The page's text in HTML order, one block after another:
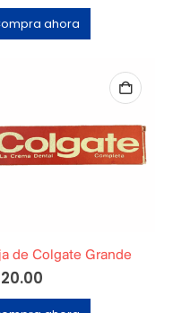
ahora
de Colgate Grande
20.00